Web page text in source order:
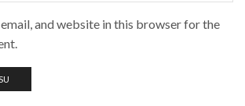
email, and website in this browser for the